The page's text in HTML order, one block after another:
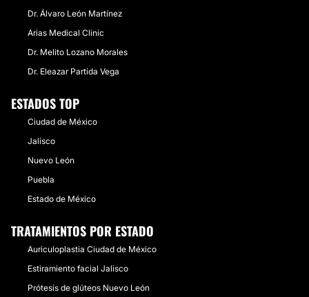
Dr. Álvaro León Martínez
​Arias Medical Clinic
Dr. Melito Lozano Morales
​Dr. Eleazar Partida Vega
ESTADOS TOP
Ciudad de México
Jalisco
Nuevo León
Puebla
Estado de México
TRATAMIENTOS POR ESTADO
Auriculoplastia Ciudad de México
Estiramiento facial Jalisco
Prótesis de glúteos Nuevo León